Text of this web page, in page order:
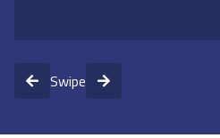
Swipe